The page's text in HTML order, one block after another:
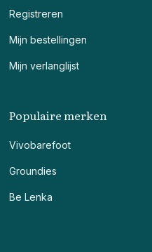
Registreren
Mijn bestellingen
Mijn verlanglijst
Populaire merken
Vivobarefoot
Groundies
Be Lenka